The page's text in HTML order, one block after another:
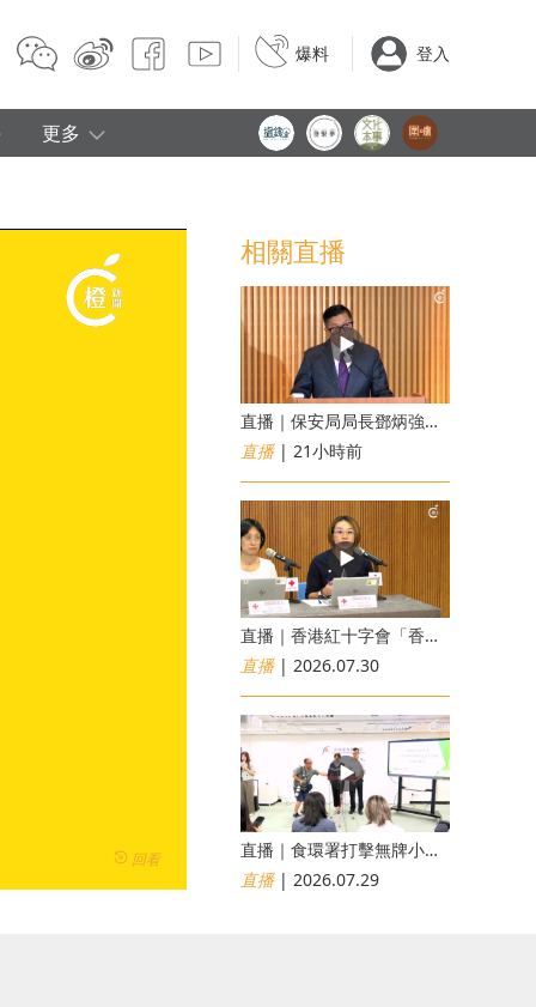
爆料 登入
更多
回看
相關直播
直播｜保安局局長鄧炳強見傳媒
直播| 21小時前
直播｜香港紅十字會「香港災害風險與應對能力地圖2026」研究發佈會
直播| 2026.07.30
直播｜食環署打擊無牌小販非法出售食物行動簡報會
直播| 2026.07.29